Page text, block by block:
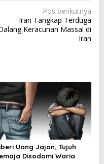
Pos berikutnya
Iran Tangkap Terduga
Keracunan Massal di
Iran
Uang Jajan, Tujuh
Disodomi Waria